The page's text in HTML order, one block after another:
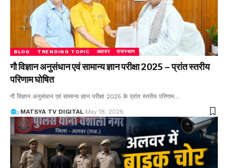
BLOG TRENDING TOPIC अलवर राजस्थान
गौ विज्ञान अनुसंधान एवं सामान्य ज्ञान परीक्षा 2025 – प्रांत स्तरीय
परिणाम घोषित
गौ विज्ञान अनुसंधान एवं सामान्य ज्ञान परीक्षा 2025 के प्रांत स्तरीय परिणाम…
MATSYA TV DIGITAL May 18, 2026